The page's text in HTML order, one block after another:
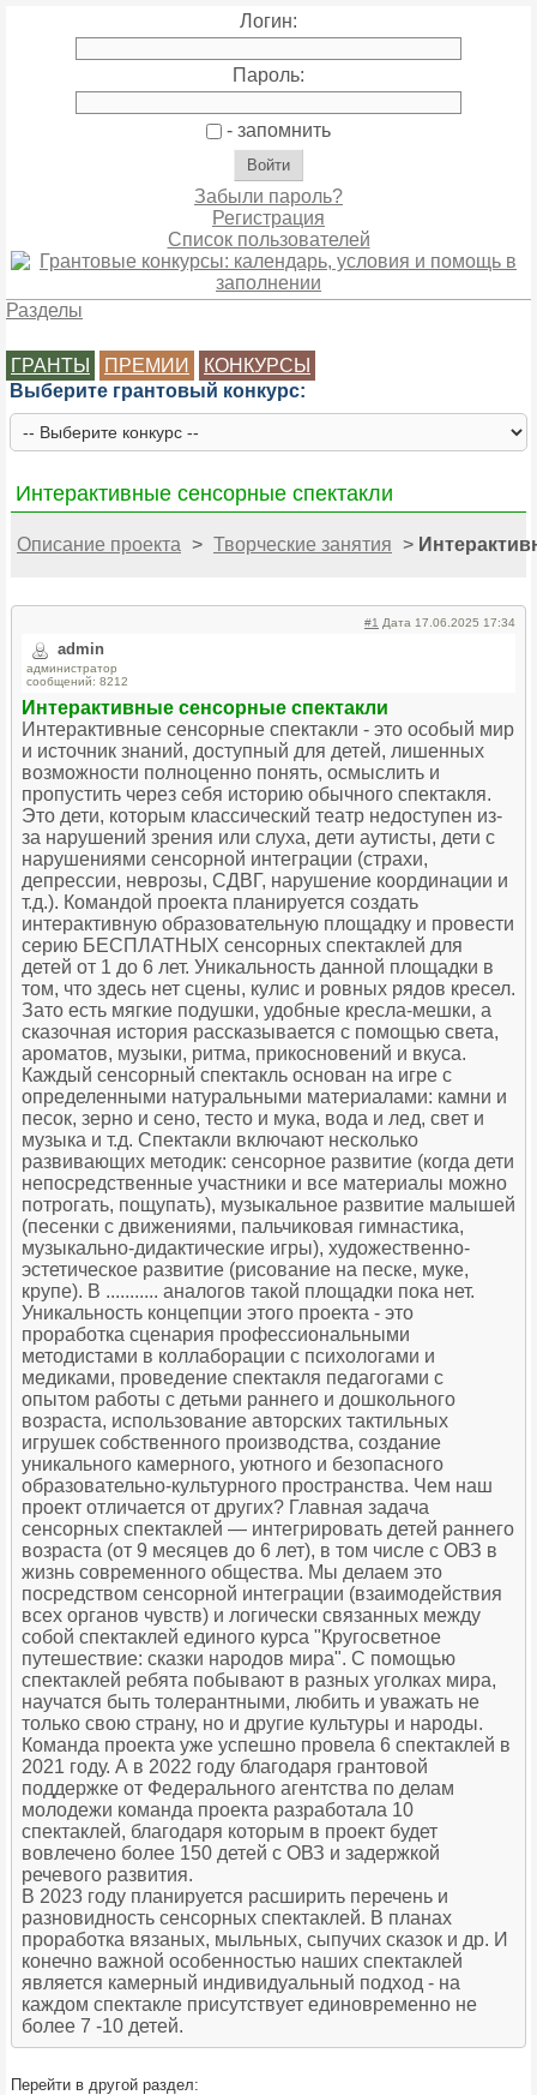
Логин:
Пароль:
- запомнить
Забыли пароль?
Регистрация
Список пользователей
Разделы
ГРАНТЫ ПРЕМИИ
КОНКУРСЫ
Выберите грантовый конкурс:
Интерактивные сенсорные спектакли
Описание проекта > Творческие занятия >
#1 Дата 17.06.2025 17:34
admin
администратор
сообщений: 8212
Интерактивные сенсорные спектакли
Интерактивные сенсорные спектакли - это особый мир
и источник знаний, доступный для детей, лишенных
возможности полноценно понять, осмыслить и
пропустить через себя историю обычного спектакля.
Это дети, которым классический театр недоступен из-
за нарушений зрения или слуха, дети аутисты, дети с
нарушениями сенсорной интеграции (страхи,
депрессии, неврозы, СДВГ, нарушение координации и
т.д.). Командой проекта планируется создать
интерактивную образовательную площадку и провести
серию БЕСПЛАТНЫХ сенсорных спектаклей для
детей от 1 до 6 лет. Уникальность данной площадки в
том, что здесь нет сцены, кулис и ровных рядов кресел.
Зато есть мягкие подушки, удобные кресла-мешки, а
сказочная история рассказывается с помощью света,
ароматов, музыки, ритма, прикосновений и вкуса.
Каждый сенсорный спектакль основан на игре с
определенными натуральными материалами: камни и
песок, зерно и сено, тесто и мука, вода и лед, свет и
музыка и т.д. Спектакли включают несколько
развивающих методик: сенсорное развитие (когда дети
непосредственные участники и все материалы можно
потрогать, пощупать), музыкальное развитие малышей
(песенки с движениями, пальчиковая гимнастика,
музыкально-дидактические игры), художественно-
эстетическое развитие (рисование на песке, муке,
крупе). В ........... аналогов такой площадки пока нет.
Уникальность концепции этого проекта - это
проработка сценария профессиональными
методистами в коллаборации с психологами и
медиками, проведение спектакля педагогами с
опытом работы с детьми раннего и дошкольного
возраста, использование авторских тактильных
игрушек собственного производства, создание
уникального камерного, уютного и безопасного
образовательно-культурного пространства. Чем наш
проект отличается от других? Главная задача
сенсорных спектаклей — интегрировать детей раннего
возраста (от 9 месяцев до 6 лет), в том числе с ОВЗ в
жизнь современного общества. Мы делаем это
посредством сенсорной интеграции (взаимодействия
всех органов чувств) и логически связанных между
собой спектаклей единого курса "Кругосветное
путешествие: сказки народов мира". С помощью
спектаклей ребята побывают в разных уголках мира,
научатся быть толерантными, любить и уважать не
только свою страну, но и другие культуры и народы.
Команда проекта уже успешно провела 6 спектаклей в
2021 году. А в 2022 году благодаря грантовой
поддержке от Федерального агентства по делам
молодежи команда проекта разработала 10
спектаклей, благодаря которым в проект будет
вовлечено более 150 детей с ОВЗ и задержкой
речевого развития.
В 2023 году планируется расширить перечень и
разновидность сенсорных спектаклей. В планах
проработка вязаных, мыльных, сыпучих сказок и др. И
конечно важной особенностью наших спектаклей
является камерный индивидуальный подход - на
каждом спектакле присутствует единовременно не
более 7 -10 детей.
Перейти в другой раздел: